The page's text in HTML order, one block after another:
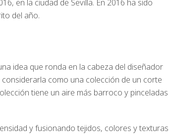
en la ciudad de Sevilla. En 2016 ha sido
del año.
idea que ronda en la cabeza del diseñador
como una colección de un corte
tiene un aire más barroco y pinceladas
y fusionando tejidos, colores y texturas